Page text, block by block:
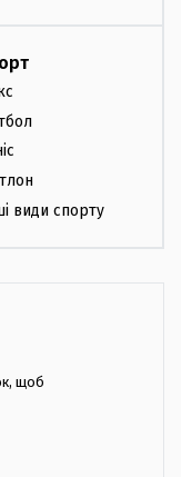
види спорту
щоб